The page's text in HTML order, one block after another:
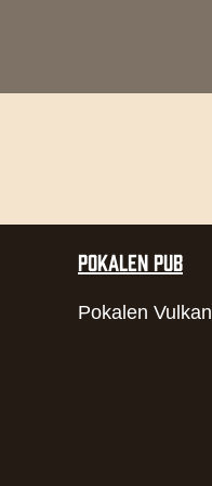
POKALEN PUB
Pokalen Vulkan